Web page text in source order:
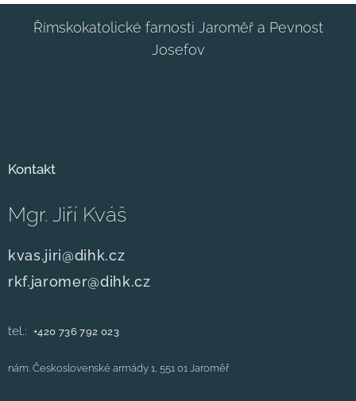
Římskokatolické farnosti Jaroměř a Pevnost
Josefov
Kontakt
Mgr. Jiří Kváš
kvas.jiri@dihk.cz
rkf.jaromer@dihk.cz
tel.: +420 736 792 023
nám. Československé armády 1, 551 01 Jaroměř